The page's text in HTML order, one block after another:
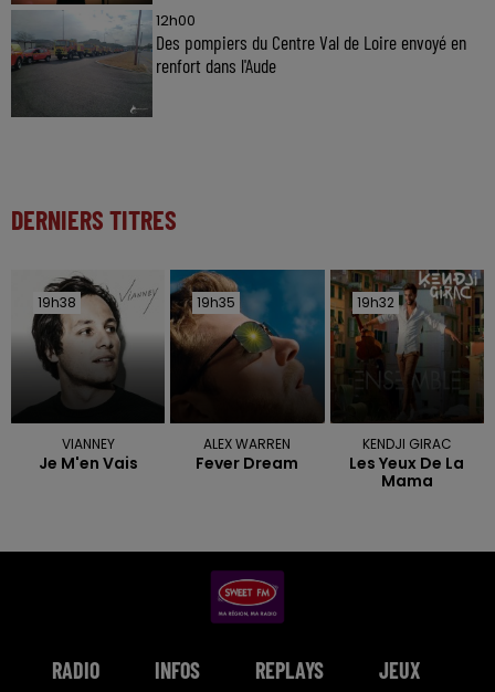
12h00
Des pompiers du Centre Val de Loire envoyé en
renfort dans l'Aude
DERNIERS TITRES
19h38
19h38
VIANNEY
Je M'en Vais
19h35
19h35
ALEX WARREN
Fever Dream
19h32
19h32
KENDJI GIRAC
Les Yeux De La
Mama
RADIO INFOS REPLAYS JEUX